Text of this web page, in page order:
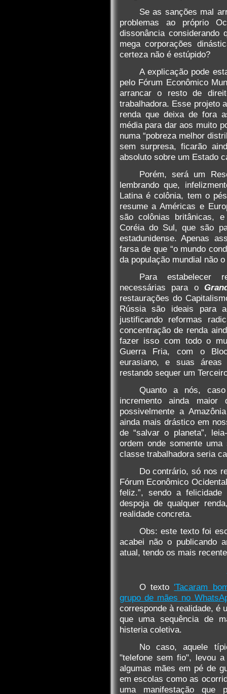
Se as sanções mal
problemas ao próprio
dissonância
mega corporações
certeza não é estúpido?
A explicação pode
pelo Fórum Econômico
arrancar o resto de
trabalhadora. Esse projeto
renda que deixa de fora
média para dar aos muito
numa “pobreza melhor
sem surpresa, ficarão
absoluto sobre um Estado
Porém, será um
lembrando que,
Latina é colônia, tem o
resume a Américas e
são colônias britânicas,
Coréia do Sul, que são
estadunidense. Apenas
farsa de que “o mundo
da população mundial não
Para estabelecer
necessárias para o
restaurações do
Rússia são ideais para
justificando reformas
concentração de renda
fazer isso com todo o
Guerra Fria, com o
eurasiano, e suas
restando sequer um
Quanto a nós,
incremento ainda maior
possivelmente a
ainda mais drástico em
de “salvar o planeta”,
ordem onde somente
classe trabalhadora seria
Do contrário, só nos
Fórum Econômico
feliz.”, sendo a
despoja de qualquer
realidade concreta.
Obs: este texto foi
acabei não o publicando
atual, tendo os mais
O texto 'Tacaram
grupo de mães no
corresponde à realidade, é
que uma sequência de
histeria coletiva.
No caso, aquele
"telefone sem fio", levou
algumas mães em pé de
em escolas como as
uma manifestação que